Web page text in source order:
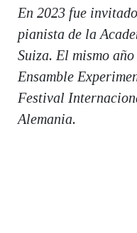
En 2023 fue
pianista de la
Suiza. El mismo
Ensamble
Festival
Alemania.